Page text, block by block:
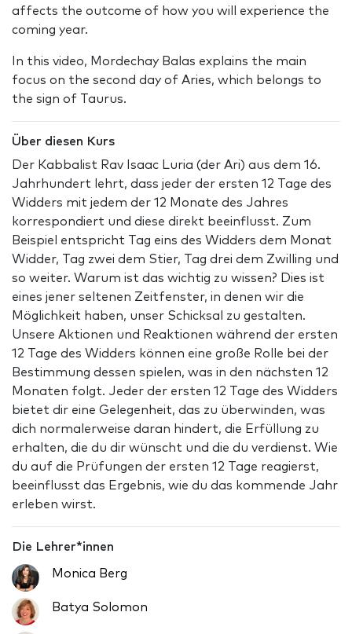
affects the outcome of how you will experience the
coming year.
In this video, Mordechay Balas explains the main
focus on the second day of Aries, which belongs to
the sign of Taurus.
Über diesen Kurs
Der Kabbalist Rav Isaac Luria (der Ari) aus dem 16.
Jahrhundert lehrt, dass jeder der ersten 12 Tage des
Widders mit jedem der 12 Monate des Jahres
korrespondiert und diese direkt beeinflusst. Zum
Beispiel entspricht Tag eins des Widders dem Monat
Widder, Tag zwei dem Stier, Tag drei dem Zwilling und
so weiter. Warum ist das wichtig zu wissen? Dies ist
eines jener seltenen Zeitfenster, in denen wir die
Möglichkeit haben, unser Schicksal zu gestalten.
Unsere Aktionen und Reaktionen während der ersten
12 Tage des Widders können eine große Rolle bei der
Bestimmung dessen spielen, was in den nächsten 12
Monaten folgt. Jeder der ersten 12 Tage des Widders
bietet dir eine Gelegenheit, das zu überwinden, was
dich normalerweise daran hindert, die Erfüllung zu
erhalten, die du dir wünscht und die du verdienst. Wie
du auf die Prüfungen der ersten 12 Tage reagierst,
beeinflusst das Ergebnis, wie du das kommende Jahr
erleben wirst.
Die Lehrer*innen
Monica Berg
Batya Solomon